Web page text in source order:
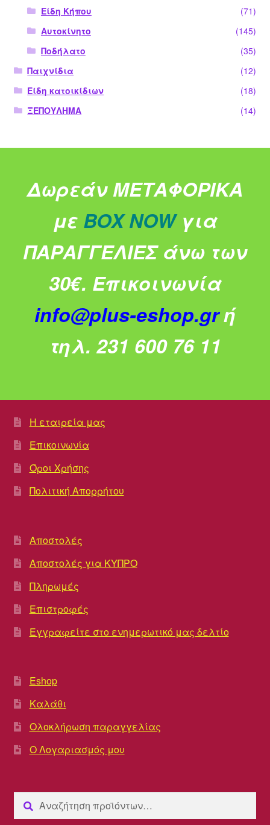
Είδη Κήπου
(71)
Αυτοκίνητο
(145)
Ποδήλατο
(35)
Παιχνίδια
(12)
Είδη κατοικίδιων
(18)
ΞΕΠΟΥΛΗΜΑ
(14)
Δωρεάν ΜΕΤΑΦΟΡΙΚΑ
με BOX NOW για
ΠΑΡΑΓΓΕΛΙΕΣ άνω των
30€. Επικοινωνία
info@plus-eshop.grή
τηλ. 231 600 76 11
Η εταιρεία μας
Επικοινωνία
Όροι Χρήσης
Πολιτική Απορρήτου
Αποστολές
Αποστολές για ΚΥΠΡΟ
Πληρωμές
Επιστροφές
Εγγραφείτε στο ενημερωτικό μας δελτίο
Eshop
Καλάθι
Ολοκλήρωση παραγγελίας
Ο Λογαριασμός μου
Αναζήτηση
για:
Αναζήτηση